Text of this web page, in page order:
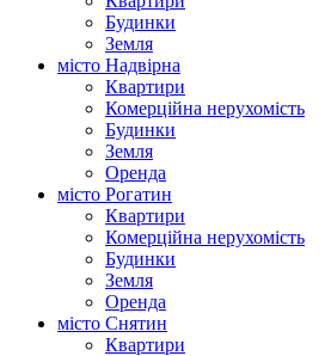
Будинки
Земля
місто Надвірна
Квартири
Комерційна нерухомість
Будинки
Земля
Оренда
місто Рогатин
Квартири
Комерційна нерухомість
Будинки
Земля
Оренда
місто Снятин
Квартири